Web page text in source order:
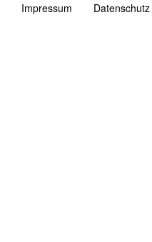
Fußzeile
Impressum Datenschutz